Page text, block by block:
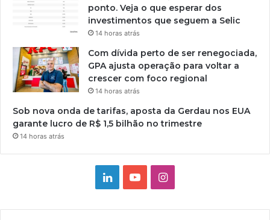
ponto. Veja o que esperar dos
investimentos que seguem a Selic
14 horas atrás
Com dívida perto de ser renegociada,
GPA ajusta operação para voltar a
crescer com foco regional
14 horas atrás
Sob nova onda de tarifas, aposta da Gerdau nos EUA
garante lucro de R$ 1,5 bilhão no trimestre
14 horas atrás
LinkedinYouTubeInstagram